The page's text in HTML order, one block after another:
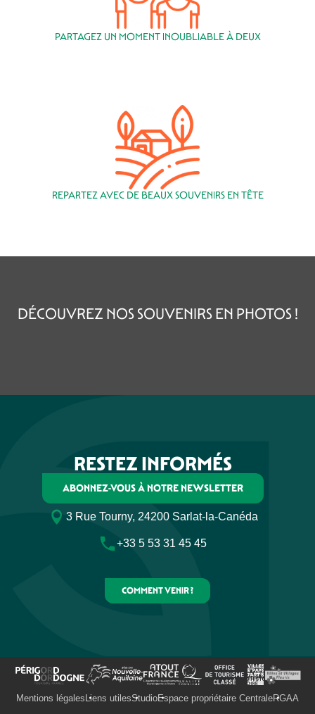
PARTAGEZ UN MOMENT INOUBLIABLE À DEUX
REPARTEZ AVEC DE BEAUX SOUVENIRS EN TÊTE
DÉCOUVREZ NOS SOUVENIRS EN PHOTOS !
RESTEZ INFORMÉS
ABONNEZ-VOUS À NOTRE NEWSLETTER
3 Rue Tourny, 24200 Sarlat-la-Canéda
+33 5 53 31 45 45
COMMENT VENIR ?
Mentions légales Liens utilesStudioEspace propriétaire CentraleRGAA